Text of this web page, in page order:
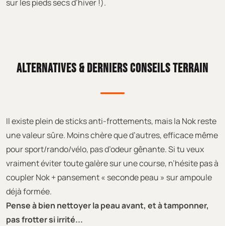
sur les pieds secs d’hiver !).
ALTERNATIVES & DERNIERS CONSEILS TERRAIN
Il existe plein de sticks anti-frottements, mais la Nok reste
une valeur sûre. Moins chère que d’autres, efficace même
pour sport/rando/vélo, pas d’odeur gênante. Si tu veux
vraiment éviter toute galère sur une course, n’hésite pas à
coupler Nok + pansement « seconde peau » sur ampoule
déjà formée.
Pense à bien nettoyer la peau avant, et à tamponner,
pas frotter si irrité...